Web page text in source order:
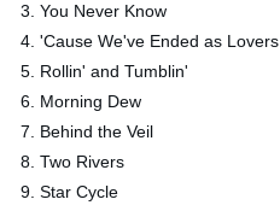
You Never Know
'Cause We've Ended as Lovers
Rollin' and Tumblin'
Morning Dew
Behind the Veil
Two Rivers
Star Cycle